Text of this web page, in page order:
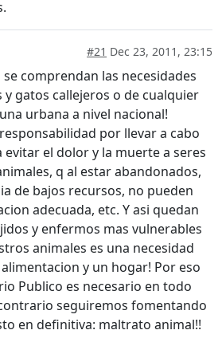
#21 Dec 23, 2011, 23:15
comprendan las necesidades
y gatos callejeros o de cualquier
urbana a nivel nacional!
por llevar a cabo
evitar el dolor y la muerte a seres
q al estar abandonados,
de bajos recursos, no pueden
adecuada, etc. Y asi quedan
y enfermos mas vulnerables
animales es una necesidad
y un hogar! Por eso
Publico es necesario en todo
seguiremos fomentando
en definitiva: maltrato animal!!